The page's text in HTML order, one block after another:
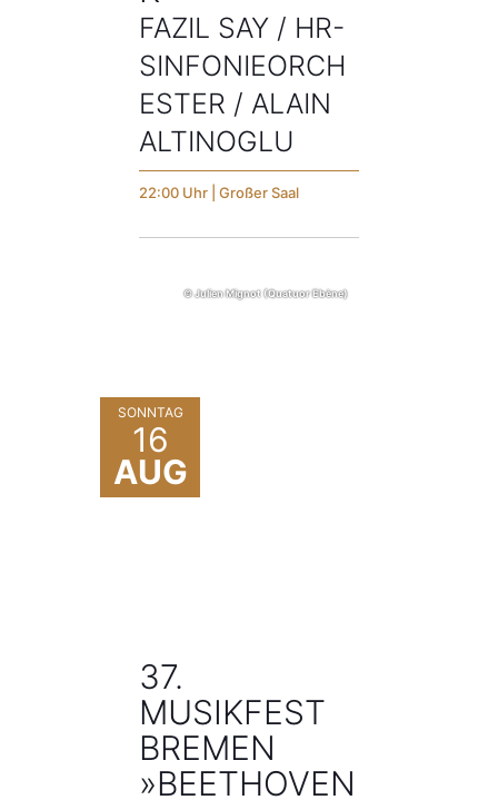
FAZIL SAY / HR-
SINFONIEORCH
ESTER / ALAIN
ALTINOGLU
22:00 Uhr | Großer Saal
SONNTAG
16
AUG
© Julien Mignot (Quatuor Ebène)
37.
MUSIKFEST
BREMEN
»BEETHOVEN